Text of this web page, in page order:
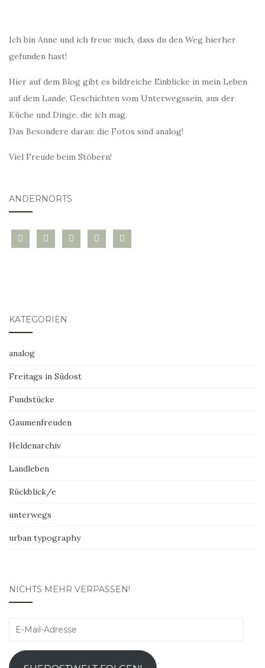
Ich bin Anne und ich freue mich, dass du den Weg hierher
gefunden hast!
Hier auf dem Blog gibt es bildreiche Einblicke in mein Leben
auf dem Lande, Geschichten vom Unterwegssein, aus der
Küche und Dinge, die ich mag.
Das Besondere daran: die Fotos sind analog!
Viel Freude beim Stöbern!
ANDERNORTS
bloglovininstagramtwitter pinterest
mail
KATEGORIEN
analog
Freitags in Südost
Fundstücke
Gaumenfreuden
Heldenarchiv
Landleben
Rückblick/e
unterwegs
urban typography
NICHTS MEHR VERPASSEN!
E-
Adresse